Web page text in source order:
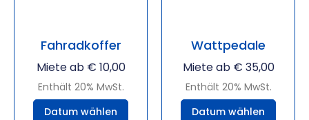
Fahradkoffer
Miete ab € 10,00
Enthält 20% MwSt.
Datum wählen
Wattpedale
Miete ab € 35,00
Enthält 20% MwSt.
Datum wählen